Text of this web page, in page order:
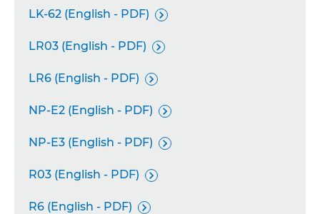
LK-62 (English - PDF) 
LR03 (English - PDF) 
LR6 (English - PDF) 
NP-E2 (English - PDF) 
NP-E3 (English - PDF) 
R03 (English - PDF) 
R6 (English - PDF) 